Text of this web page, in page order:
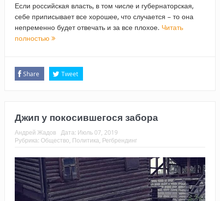
Если российская власть, в том числе и губернаторская,
себе приписывает все хорошее, что случается – то она
непременно будет отвечать и за все плохое. Читать
полностью
Share Tweet
Джип у покосившегося забора
Андрей Жадов Дата: Июль 07, 2019
Рубрика: Общество Политика Регбрендинг